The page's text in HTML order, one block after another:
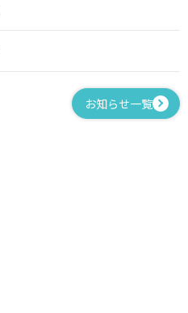
お知らせ一覧